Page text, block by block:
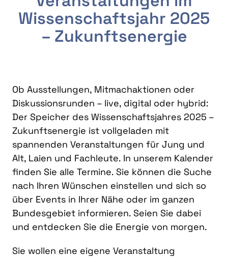
Wissenschaftsjahr 2025
– Zukunftsenergie
Ob Ausstellungen, Mitmachaktionen oder
Diskussionsrunden – live, digital oder hybrid:
Der Speicher des Wissenschaftsjahres 2025 –
Zukunftsenergie ist vollgeladen mit
spannenden Veranstaltungen für Jung und
Alt, Laien und Fachleute. In unserem Kalender
finden Sie alle Termine. Sie können die Suche
nach Ihren Wünschen einstellen und sich so
über Events in Ihrer Nähe oder im ganzen
Bundesgebiet informieren. Seien Sie dabei
und entdecken Sie die Energie von morgen.
Sie wollen eine eigene Veranstaltung